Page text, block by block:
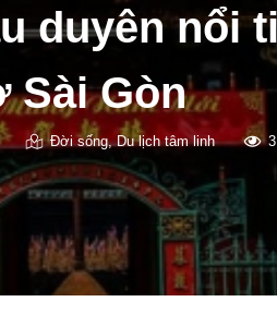
duyên nổi
Sài Gòn
Đời sống,Du lịch tâm linh